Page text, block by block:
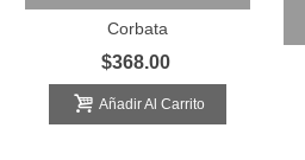
Corbata
$368.00
Añadir Al Carrito